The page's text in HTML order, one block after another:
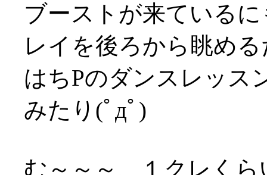
ブーストが来ている
レイを後ろから眺め
はちPのダンスレッス
みたり(ﾟдﾟ)
む～～～、１クレく